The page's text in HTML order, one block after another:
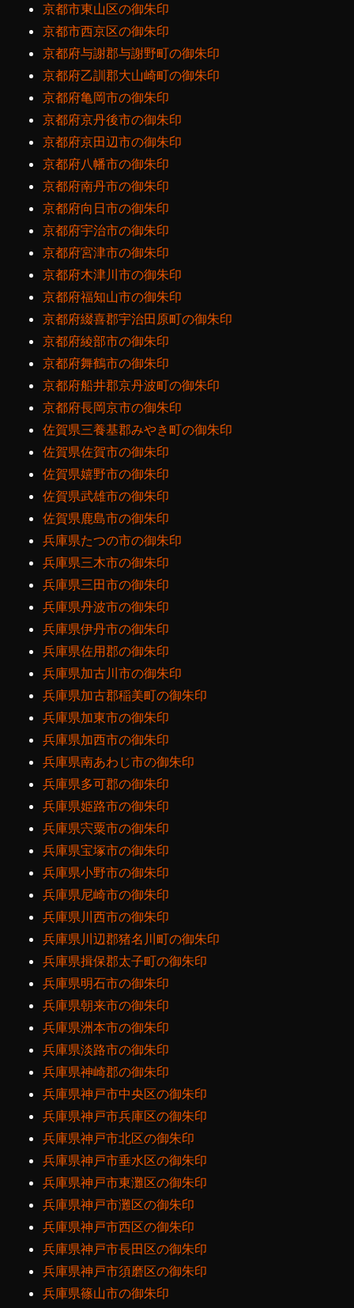
京都市東山区の御朱印
京都市西京区の御朱印
京都府与謝郡与謝野町の御朱印
京都府乙訓郡大山崎町の御朱印
京都府亀岡市の御朱印
京都府京丹後市の御朱印
京都府京田辺市の御朱印
京都府八幡市の御朱印
京都府南丹市の御朱印
京都府向日市の御朱印
京都府宇治市の御朱印
京都府宮津市の御朱印
京都府木津川市の御朱印
京都府福知山市の御朱印
京都府綴喜郡宇治田原町の御朱印
京都府綾部市の御朱印
京都府舞鶴市の御朱印
京都府船井郡京丹波町の御朱印
京都府長岡京市の御朱印
佐賀県三養基郡みやき町の御朱印
佐賀県佐賀市の御朱印
佐賀県嬉野市の御朱印
佐賀県武雄市の御朱印
佐賀県鹿島市の御朱印
兵庫県たつの市の御朱印
兵庫県三木市の御朱印
兵庫県三田市の御朱印
兵庫県丹波市の御朱印
兵庫県伊丹市の御朱印
兵庫県佐用郡の御朱印
兵庫県加古川市の御朱印
兵庫県加古郡稲美町の御朱印
兵庫県加東市の御朱印
兵庫県加西市の御朱印
兵庫県南あわじ市の御朱印
兵庫県多可郡の御朱印
兵庫県姫路市の御朱印
兵庫県宍粟市の御朱印
兵庫県宝塚市の御朱印
兵庫県小野市の御朱印
兵庫県尼崎市の御朱印
兵庫県川西市の御朱印
兵庫県川辺郡猪名川町の御朱印
兵庫県揖保郡太子町の御朱印
兵庫県明石市の御朱印
兵庫県朝来市の御朱印
兵庫県洲本市の御朱印
兵庫県淡路市の御朱印
兵庫県神崎郡の御朱印
兵庫県神戸市中央区の御朱印
兵庫県神戸市兵庫区の御朱印
兵庫県神戸市北区の御朱印
兵庫県神戸市垂水区の御朱印
兵庫県神戸市東灘区の御朱印
兵庫県神戸市灘区の御朱印
兵庫県神戸市西区の御朱印
兵庫県神戸市長田区の御朱印
兵庫県神戸市須磨区の御朱印
兵庫県篠山市の御朱印